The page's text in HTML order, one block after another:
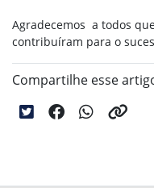
Agradecemos a todos
contribuíram para o
Compartilhe esse